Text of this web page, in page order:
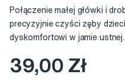
Połączenie małej główki i
precyzyjnie czyści zęby
dyskomfortowi w jamie ustnej.
39,00 Zł